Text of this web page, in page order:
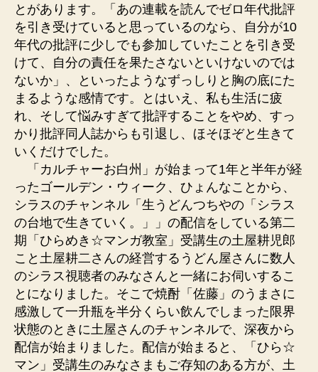
とがあります。「あの連載を読んでゼロ年代批評
を引き受けていると思っているのなら、自分が10
年代の批評に少しでも参加していたことを引き受
けて、自分の責任を果たさないといけないのでは
ないか」、といったようなずっしりと胸の底にた
まるような感情です。とはいえ、私も生活に疲
れ、そして悩みすぎて批評することをやめ、すっ
かり批評同人誌からも引退し、ほそほぞと生きて
いくだけでした。
「カルチャーお白州」が始まって1年と半年が経
ったゴールデン・ウィーク、ひょんなことから、
シラスのチャンネル「生うどんつちやの「シラス
の台地で生きていく。」」の配信をしている第二
期「ひらめき☆マンガ教室」受講生の土屋耕児郎
こと土屋耕二さんの経営するうどん屋さんに数人
のシラス視聴者のみなさんと一緒にお伺いするこ
とになりました。そこで焼酎「佐藤」のうまさに
感激して一升瓶を半分くらい飲んでしまった限界
状態のときに土屋さんのチャンネルで、深夜から
配信が始まりました。配信が始まると、「ひら☆
マン」受講生のみなさまもご存知のある方が、土